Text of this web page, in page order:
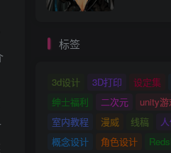
标签
3d设计 3D打印 设定集
绅士福利
二次元 unity游
室内教程
漫威 线稿
概念设计
角色设计